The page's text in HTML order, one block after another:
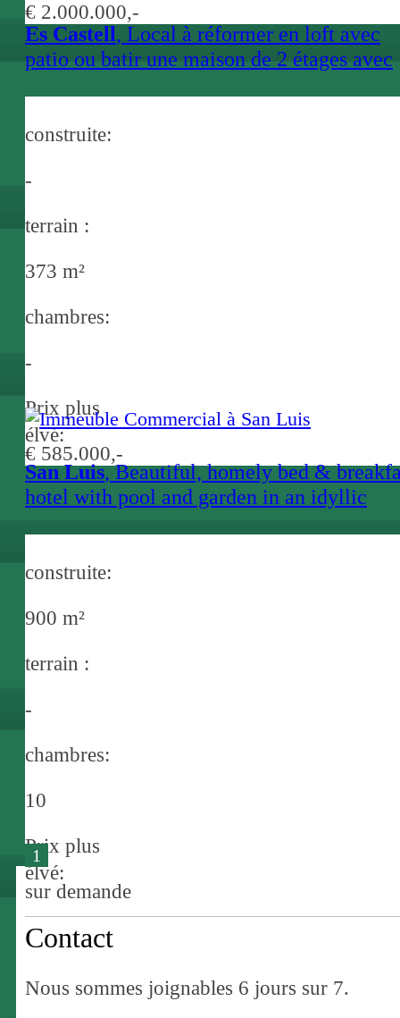
€ 2.000.000,-
Es Castell, Local à réformer en loft avec
patio ou batir une maison de 2 étages avec
construite:
-
terrain :
373 m²
chambres:
-
Prix plus
élvé:
€ 585.000,-
San Luis, Beautiful, homely bed &
hotel with pool and garden in an idyllic
construite:
900 m²
terrain :
-
chambres:
10
Prix plus
élvé:
sur demande
1
Contact
Nous sommes joignables 6 jours sur 7.